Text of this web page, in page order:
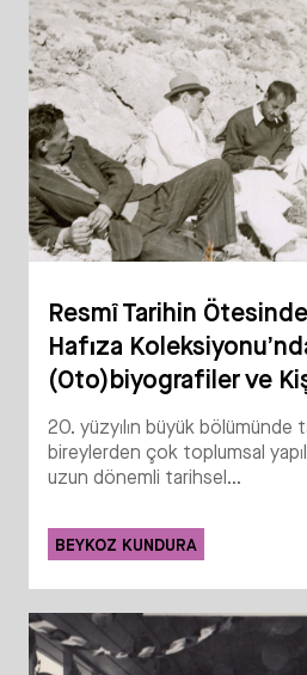
Resmî Tarihin
Hafıza
(Oto)biyografiler ve
20. yüzyılın büyük bölümünde
bireylerden çok toplumsal
uzun dönemli tarihsel...
BEYKOZ KUNDURA